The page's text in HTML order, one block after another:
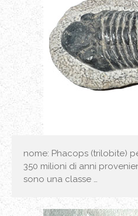
nome: Phacops (trilobite)
350 milioni di anni
sono una classe …